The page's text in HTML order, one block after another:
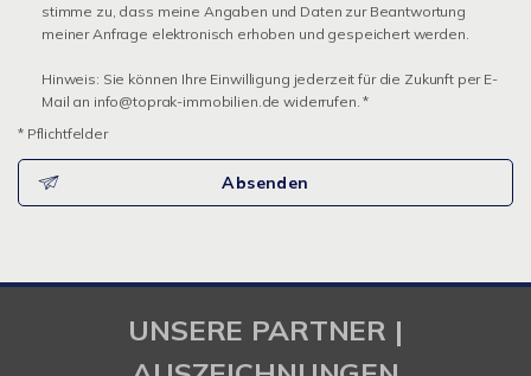
stimme zu, dass meine Angaben und Daten zur Beantwortung
meiner Anfrage elektronisch erhoben und gespeichert werden.
Hinweis: Sie können Ihre Einwilligung jederzeit für die Zukunft per E-
Mail an info@toprak-immobilien.de widerrufen. *
* Pflichtfelder
Absenden
UNSERE PARTNER |